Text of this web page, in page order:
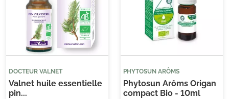
(25 avis)
DOCTEUR VALNET
Valnet huile essentielle
pin...
PHYTOSUN ARÔMS
Phytosun Arôms Origan
compact Bio - 10ml